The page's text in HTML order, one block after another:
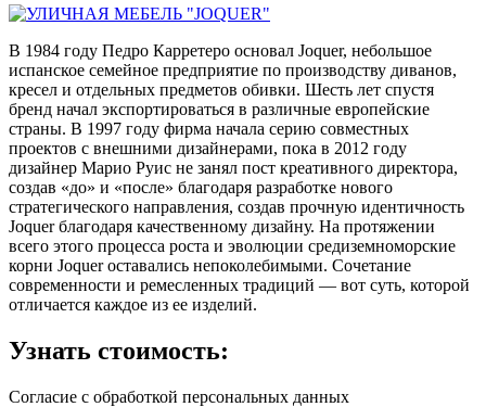
В 1984 году Педро Карретеро основал Joquer, небольшое
испанское семейное предприятие по производству диванов,
кресел и отдельных предметов обивки. Шесть лет спустя
бренд начал экспортироваться в различные европейские
страны. В 1997 году фирма начала серию совместных
проектов с внешними дизайнерами, пока в 2012 году
дизайнер Марио Руис не занял пост креативного директора,
создав «до» и «после» благодаря разработке нового
стратегического направления, создав прочную идентичность
Joquer благодаря качественному дизайну. На протяжении
всего этого процесса роста и эволюции средиземноморские
корни Joquer оставались непоколебимыми. Сочетание
современности и ремесленных традиций — вот суть, которой
отличается каждое из ее изделий.
Узнать стоимость:
Согласие с обработкой персональных данных